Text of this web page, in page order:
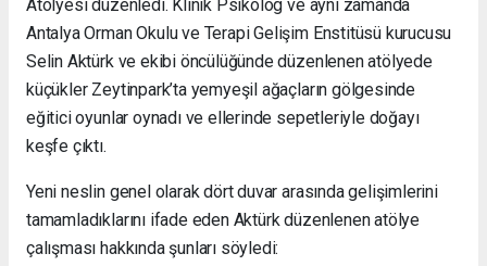
Atölyesi düzenledi. Klinik Psikolog ve aynı zamanda
Antalya Orman Okulu ve Terapi Gelişim Enstitüsü kurucusu
Selin Aktürk ve ekibi öncülüğünde düzenlenen atölyede
küçükler Zeytinpark’ta yemyeşil ağaçların gölgesinde
eğitici oyunlar oynadı ve ellerinde sepetleriyle doğayı
keşfe çıktı.
Yeni neslin genel olarak dört duvar arasında gelişimlerini
tamamladıklarını ifade eden Aktürk düzenlenen atölye
çalışması hakkında şunları söyledi: